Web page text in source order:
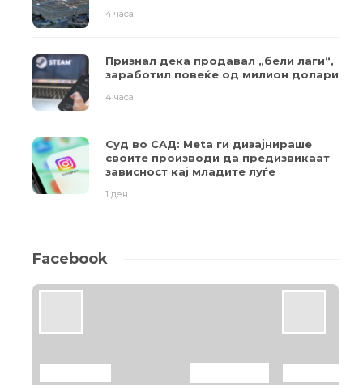
4 часа
Признал дека продавал „бели лаги“,
заработил повеќе од милион долари
4 часа
Суд во САД: Meta ги дизајнираше
своите производи да предизвикаат
зависност кај младите луѓе
1 ден
Facebook